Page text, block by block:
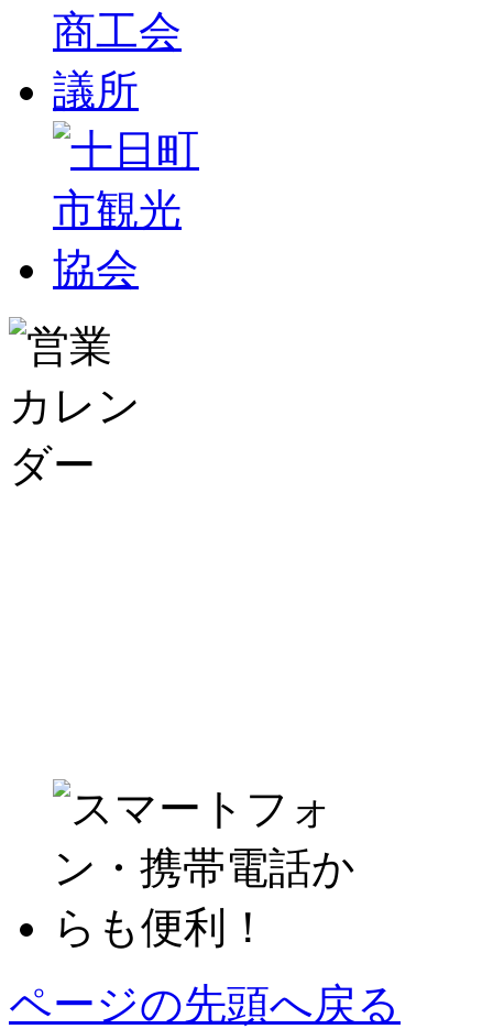
ページの先頭へ戻る